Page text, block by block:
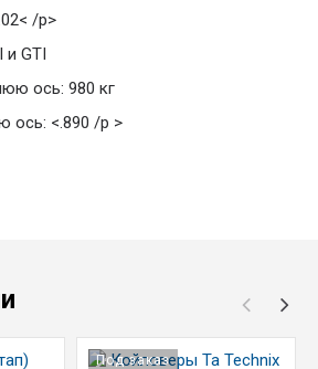
/p>
и GTI
ось: 980 кг
ось: <.890 /p >
Под заказ